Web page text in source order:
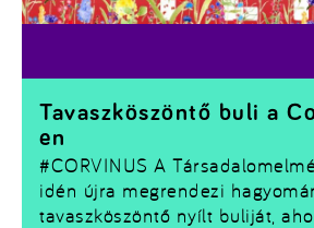
#CORVINUS A
idén újra megrendezi
tavaszköszöntő nyílt buliját,
Tavaszköszöntő buli a
en